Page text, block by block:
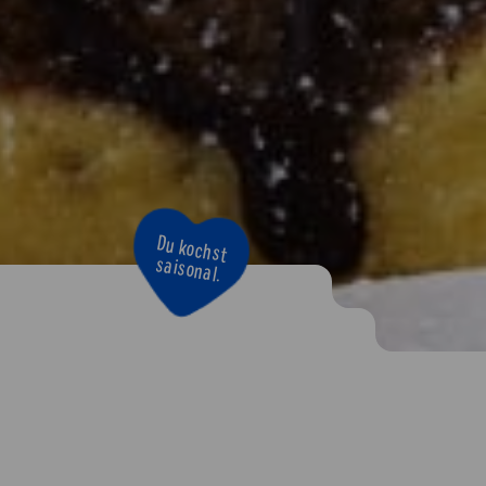
Du kochst
saisonal.